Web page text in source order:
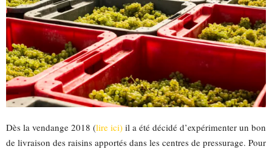
Dès la vendange 2018 (lire ici) il a été décidé d’expérimenter un bon
de livraison des raisins apportés dans les centres de pressurage. Pour